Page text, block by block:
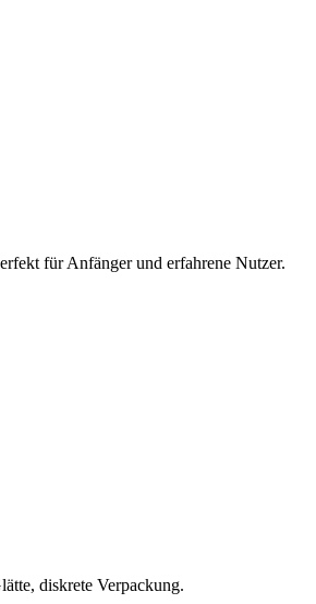
für Anfänger und erfahrene Nutzer.
diskrete Verpackung.